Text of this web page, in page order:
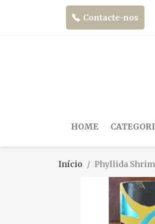
Contacte-nos
HOME
Início Phyllida